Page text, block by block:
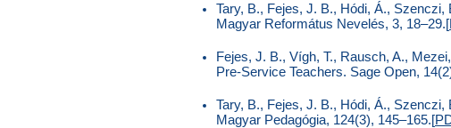
Tary, B., Fejes, J. B., Hódi, Á.,
Magyar Református Nevelés, 3, 18–29.[
Fejes, J. B., Vígh, T., Rausch, A.,
Pre-Service Teachers. Sage Open,
Tary, B., Fejes, J. B., Hódi, Á.,
Magyar Pedagógia, 124(3), 145–165.[